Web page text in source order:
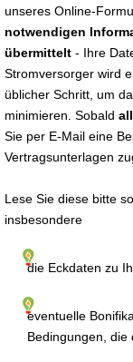
unseres Online-
notwendigen
übermittelt - Ihre
Stromversorger wird
üblicher Schritt, um
minimieren. Sobald
Sie per E-Mail eine
Vertragsunterlagen
Lese Sie diese bitte
insbesondere
die Eckdaten zu
eventuelle
Bedingungen, die